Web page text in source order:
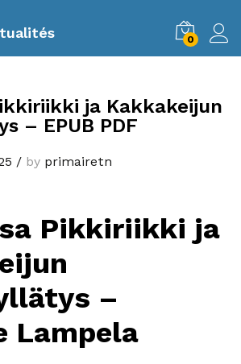
0
ja Kakkakeijun
– EPUB PDF
/ by primairetn
Pikkiriikki ja
–
Lampela